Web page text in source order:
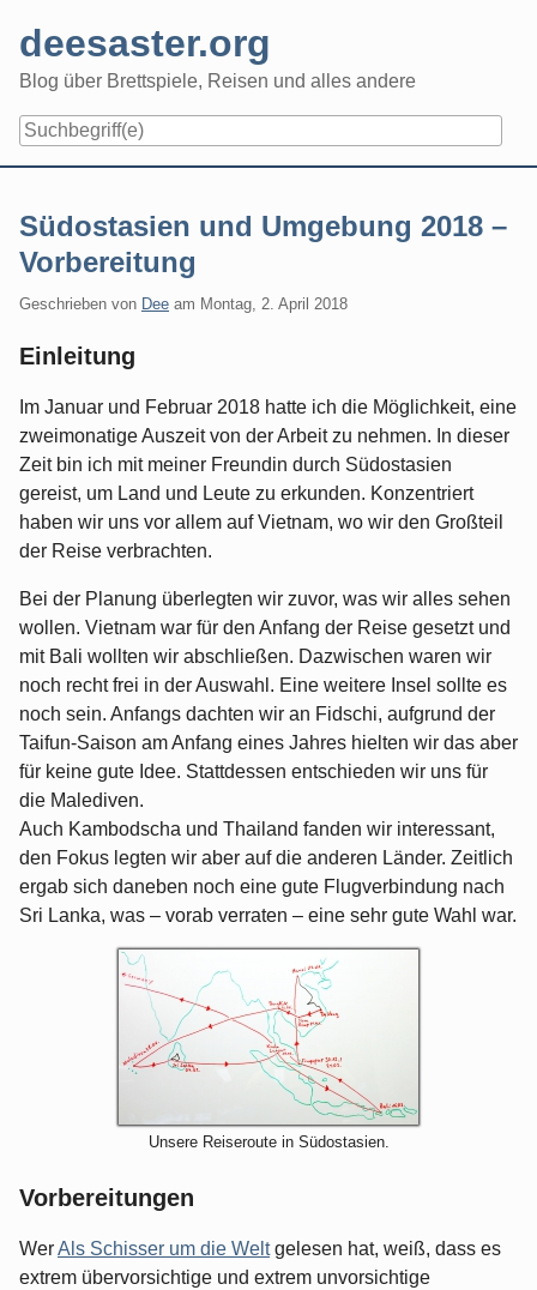
content
deesaster.org
Blog über Brettspiele, Reisen und alles andere
Südostasien und Umgebung 2018 –
Vorbereitung
Geschrieben von Dee am Montag, 2. April 2018
Einleitung
Im Januar und Februar 2018 hatte ich die Möglichkeit, eine
zweimonatige Auszeit von der Arbeit zu nehmen. In dieser
Zeit bin ich mit meiner Freundin durch Südostasien
gereist, um Land und Leute zu erkunden. Konzentriert
haben wir uns vor allem auf Vietnam, wo wir den Großteil
der Reise verbrachten.
Bei der Planung überlegten wir zuvor, was wir alles sehen
wollen. Vietnam war für den Anfang der Reise gesetzt und
mit Bali wollten wir abschließen. Dazwischen waren wir
noch recht frei in der Auswahl. Eine weitere Insel sollte es
noch sein. Anfangs dachten wir an Fidschi, aufgrund der
Taifun-Saison am Anfang eines Jahres hielten wir das aber
für keine gute Idee. Stattdessen entschieden wir uns für
die Malediven.
Auch Kambodscha und Thailand fanden wir interessant,
den Fokus legten wir aber auf die anderen Länder. Zeitlich
ergab sich daneben noch eine gute Flugverbindung nach
Sri Lanka, was – vorab verraten – eine sehr gute Wahl war.
Unsere Reiseroute in Südostasien.
Vorbereitungen
WerAls Schisser um die Weltgelesen hat, weiß, dass es
extrem übervorsichtige und extrem unvorsichtige